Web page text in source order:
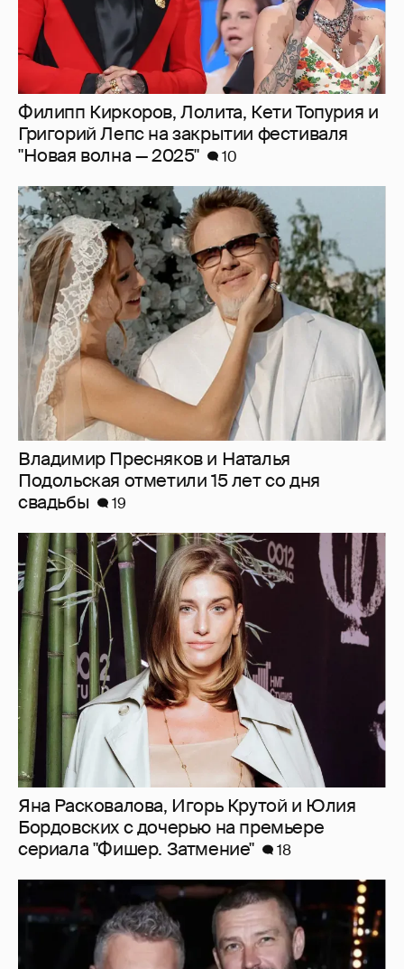
Филипп Киркоров, Лолита, Кети Топурия и
Григорий Лепс на закрытии фестиваля
"Новая волна — 2025"
10
Владимир Пресняков и Наталья
Подольская отметили 15 лет со дня
свадьбы
19
Яна Расковалова, Игорь Крутой и Юлия
Бордовских с дочерью на премьере
сериала "Фишер. Затмение"
18